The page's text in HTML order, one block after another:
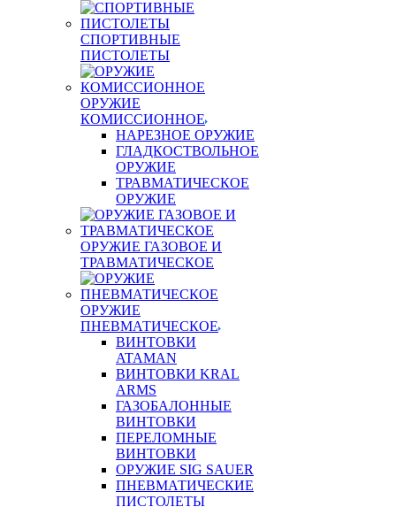
СПОРТИВНЫЕ
ПИСТОЛЕТЫ
ОРУЖИЕ
КОМИССИОННОЕ
НАРЕЗНОЕ ОРУЖИЕ
ГЛАДКОСТВОЛЬНОЕ
ОРУЖИЕ
ТРАВМАТИЧЕСКОЕ
ОРУЖИЕ
ОРУЖИЕ ГАЗОВОЕ И
ТРАВМАТИЧЕСКОЕ
ОРУЖИЕ
ПНЕВМАТИЧЕСКОЕ
ВИНТОВКИ
ATAMAN
ВИНТОВКИ KRAL
ARMS
ГАЗОБАЛОННЫЕ
ВИНТОВКИ
ПЕРЕЛОМНЫЕ
ВИНТОВКИ
ОРУЖИЕ SIG SAUER
ПНЕВМАТИЧЕСКИЕ
ПИСТОЛЕТЫ